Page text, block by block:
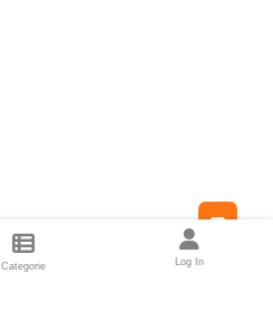
Categorie Log In